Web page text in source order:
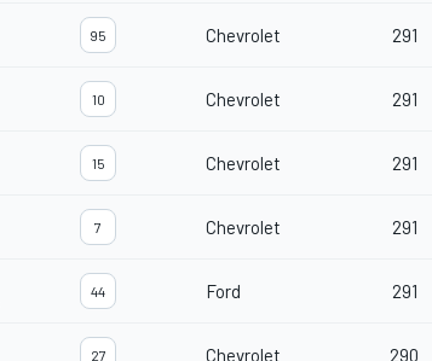
95 Chevrolet 291
10 Chevrolet 291
15 Chevrolet 291
7 Chevrolet 291
44 Ford 291
27 Chevrolet 290